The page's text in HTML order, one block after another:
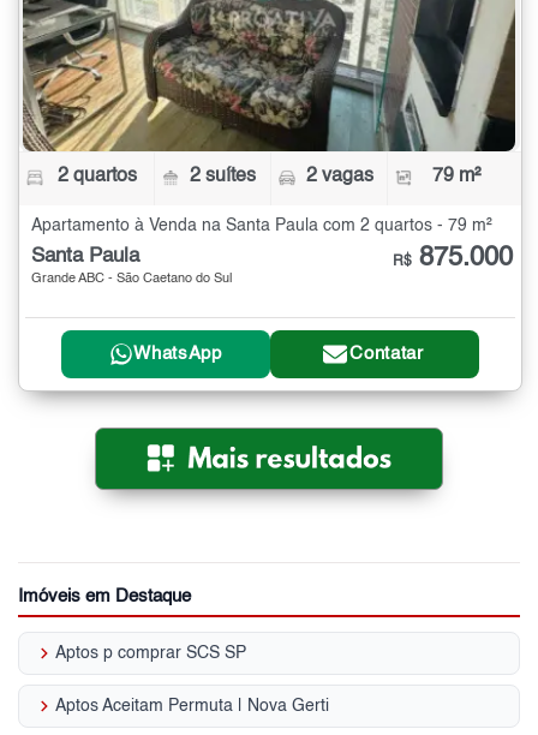
2 quartos 2 suítes 2 vagas 79 m²
Apartamento à Venda na Santa Paula com 2 quartos - 79 m²
Santa Paula
Grande ABC - São Caetano do Sul
R$ 875.000
WhatsApp Contatar
Imóveis em Destaque
keyboard_arrow_right Aptos p comprar SCS SP
keyboard_arrow_right Aptos Aceitam Permuta | Nova Gerti